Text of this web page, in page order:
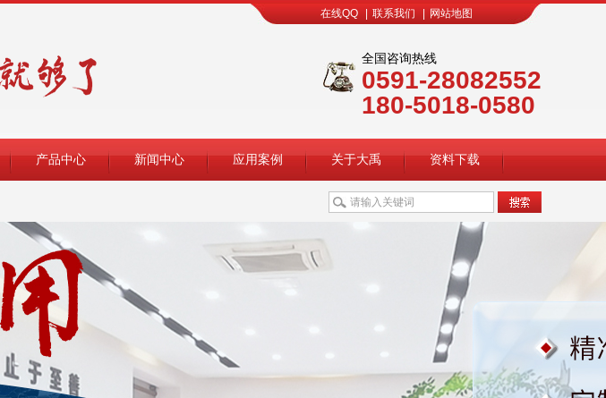
在线QQ 联系我们 网站地图
全国咨询热线
0591-28082552
180-5018-0580
产品中心 新闻中心 应用案例 关于大禹 资料下载